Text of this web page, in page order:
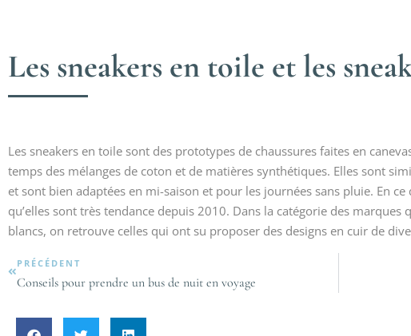
Les sneakers en toile et les
Les sneakers en toile sont des prototypes de chaussures faites en
temps des mélanges de coton et de matières synthétiques. Elles sont
et sont bien adaptées en mi-saison et pour les journées sans pluie. En
qu’elles sont très tendance depuis 2010. Dans la catégorie des
blancs, on retrouve celles qui ont su proposer des designs en cuir de
PRÉCÉDENT
Conseils pour prendre un bus de nuit en voyage